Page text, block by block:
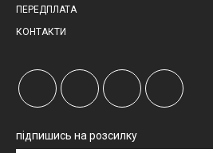
ПЕРЕДПЛАТА
КОНТАКТИ
підпишись на розсилку